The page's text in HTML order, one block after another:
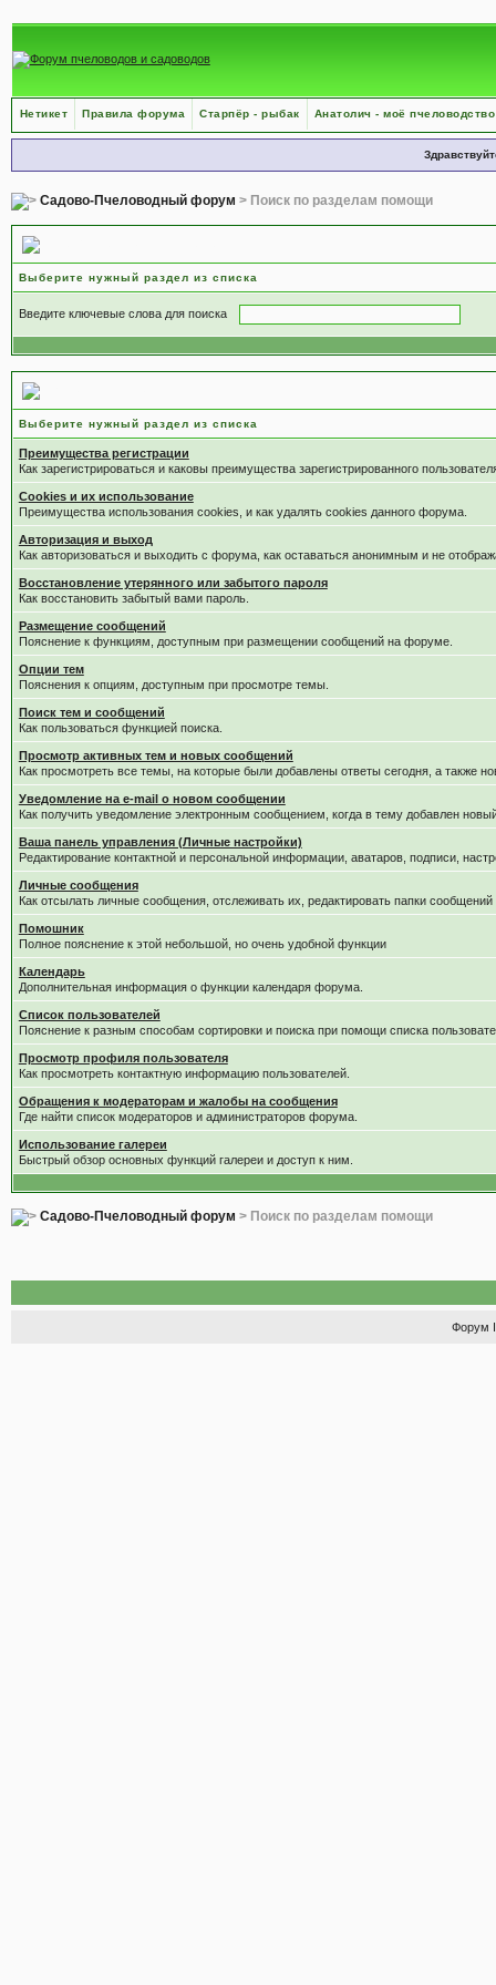
Нетикет Правила форума Старпёр - рыбак Анатолич - моё пчеловодство
Садово-Пчеловодный форум > Поиск по разделам помощи
Выберите нужный раздел из списка
Введите ключевые слова для поиска
Выберите нужный раздел из списка
Преимущества регистрации
Как зарегистрироваться и каковы преимущества зарегистрированного
Cookies и их использование
Преимущества использования cookies, и как удалять cookies данного форума.
Авторизация и выход
Как авторизоваться и выходить с форума, как оставаться анонимным и не
Восстановление утерянного или забытого пароля
Как восстановить забытый вами пароль.
Размещение сообщений
Пояснение к функциям, доступным при размещении сообщений на форуме.
Опции тем
Пояснения к опциям, доступным при просмотре темы.
Поиск тем и сообщений
Как пользоваться функцией поиска.
Просмотр активных тем и новых сообщений
Как просмотреть все темы, на которые были добавлены ответы сегодня, а также
Уведомление на е-mail о новом сообщении
Как получить уведомление электронным сообщением, когда в тему добавлен
Ваша панель управления (Личные настройки)
Редактирование контактной и персональной информации, аватаров, подписи,
Личные сообщения
Как отсылать личные сообщения, отслеживать их, редактировать папки
Помошник
Полное пояснение к этой небольшой, но очень удобной функции
Календарь
Дополнительная информация о функции календаря форума.
Список пользователей
Пояснение к разным способам сортировки и поиска при помощи списка
Просмотр профиля пользователя
Как просмотреть контактную информацию пользователей.
Обращения к модераторам и жалобы на сообщения
Где найти список модераторов и администраторов форума.
Использование галереи
Быстрый обзор основных функций галереи и доступ к ним.
Садово-Пчеловодный форум > Поиск по разделам помощи
Форум